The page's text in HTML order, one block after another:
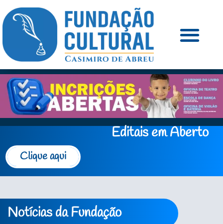
Editais em Aberto
Clique aqui
Notícias da Fundação